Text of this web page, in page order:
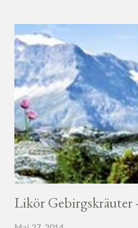
Likör Gebirgskräuter